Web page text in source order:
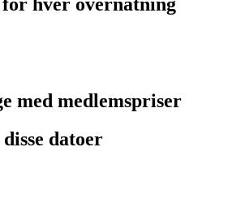
hver overnatning
med medlemspriser
datoer